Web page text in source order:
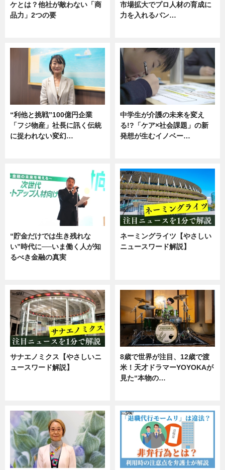
ケとは？他社が敵わない「商
品力」2つの要
市場拡大でプロ人材の育成に
力を入れるバン…
“利他と挑戦”100億円企業
「フジ物産」社長に訊く伝統
に捉われない変幻…
中学生が介護の未来を変え
る!?「ケア×社会課題」の新
発想が生むイノベー…
“貯金だけでは生き残れな
い”時代に──いま働く人が知
るべき金融の真実
ネーミングライツ【やさしい
ニュースワード解説】
サナエノミクス【やさしいニ
ュースワード解説】
8歳で世界が注目、12歳で渡
米！天才ドラマーYOYOKAが
見た“本物の…